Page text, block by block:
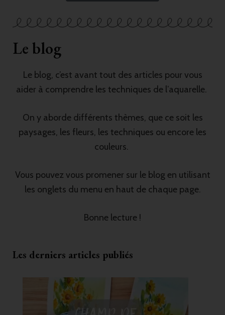
Le blog
Le blog, c’est avant tout des articles pour vous
aider à comprendre les techniques de l’aquarelle.
On y aborde différents thèmes, que ce soit les
paysages, les fleurs, les techniques ou encore les
couleurs.
Vous pouvez vous promener sur le blog en utilisant
les onglets du menu en haut de chaque page.
Bonne lecture !
Les derniers articles publiés